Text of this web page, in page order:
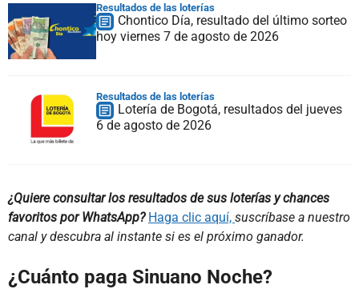
Resultados de las loterías
Chontico Día, resultado del último sorteo
hoy viernes 7 de agosto de 2026
Resultados de las loterías
Lotería de Bogotá, resultados del jueves
6 de agosto de 2026
¿Quiere consultar los resultados de sus loterías y chances
favoritos por WhatsApp? Haga clic aquí, suscríbase a nuestro
canal y descubra al instante si es el próximo ganador.
¿Cuánto paga Sinuano Noche?